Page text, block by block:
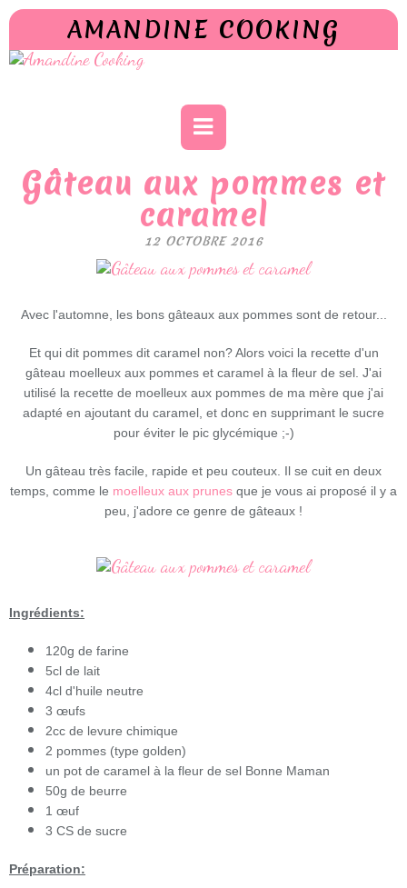
AMANDINE COOKING
Gâteau aux pommes et
caramel
12 OCTOBRE 2016
Avec l'automne, les bons gâteaux aux pommes sont de retour...
Et qui dit pommes dit caramel non? Alors voici la recette d'un
gâteau moelleux aux pommes et caramel à la fleur de sel. J'ai
utilisé la recette de moelleux aux pommes de ma mère que j'ai
adapté en ajoutant du caramel, et donc en supprimant le sucre
pour éviter le pic glycémique ;-)
Un gâteau très facile, rapide et peu couteux. Il se cuit en deux
temps, comme le moelleux aux prunes que je vous ai proposé il y a
peu, j'adore ce genre de gâteaux !
Ingrédients:
120g de farine
5cl de lait
4cl d'huile neutre
3 œufs
2cc de levure chimique
2 pommes (type golden)
un pot de caramel à la fleur de sel Bonne Maman
50g de beurre
1 œuf
3 CS de sucre
Préparation: